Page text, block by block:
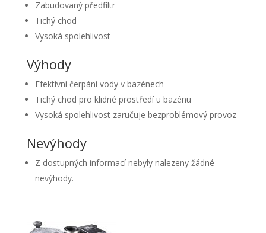
Zabudovaný předfiltr
Tichý chod
Vysoká spolehlivost
Výhody
Efektivní čerpání vody v bazénech
Tichý chod pro klidné prostředí u bazénu
Vysoká spolehlivost zaručuje bezproblémový provoz
Nevýhody
Z dostupných informací nebyly nalezeny žádné
nevýhody.